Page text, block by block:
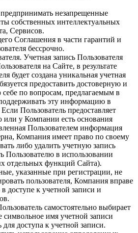
незапрещенные
собственных интеллектуальных
Сервисов.
Соглашения в части гарантий и
бессрочно.
Учетная запись Пользователя
на Сайте, в результате
будет создана уникальная учетная
предоставить достоверную и
по вопросам, предлагаемым в
эту информацию в
Пользователь предоставляет
у Компании есть основания
Пользователем информация
Компания имеет право по своему
либо удалить учетную запись
Пользователю в использовании
отдельных функций Сайта).
указанные при регистрации, не
пользователя, Компания вправе
доступе к учетной записи и
самостоятельно выбирает
символьное имя учетной записи
доступа к учетной записи.